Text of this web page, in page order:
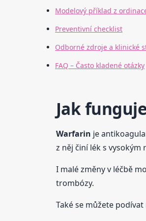
Modelový příklad z
Preventivní checklist
Odborné zdroje a klinické
FAQ – Často kladené otázky
Jak
Warfarin je
z něj činí lék s vysokým
I malé změny v léčbě
trombózy.
Také se můžete